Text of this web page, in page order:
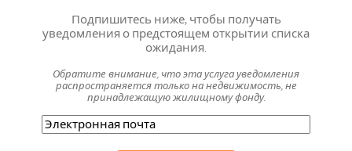
Подпишитесь ниже, чтобы получать
уведомления о предстоящем открытии списка
ожидания.
Обратите внимание, что эта услуга уведомления
распространяется только на недвижимость, не
принадлежащую жилищному фонду.
Электронная
почта(Обязательно)